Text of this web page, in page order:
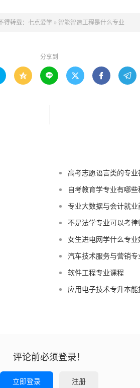
得转载： 七点爱学 » 智能智造工程是什么专业
分享到
    
高考志愿语言类的专业
自考教育学专业有哪些
专业大数据与会计就业
不是法学专业可以考律
女生进电网学什么专业
汽车技术服务与营销专
软件工程专业课程
应用电子技术专升本能
评论前必须登录！
立即登录 注册